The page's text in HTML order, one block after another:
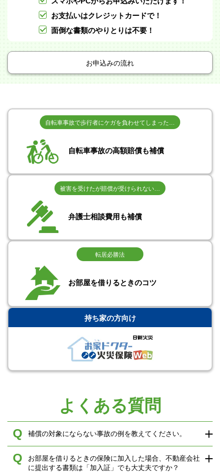
お支払いはクレジットカードで！
面倒な書類のやりとりは不要！
お申込みの流れ
自転車事故で歩行者にケガを負わせてしまった…
自転車事故の高額賠償も補償
被害を受けたが賠償が受けられない…
弁護士相談費用も補償
転居必勝法
お部屋を借りるときのコツ
持ち家の方向け
よくある質問
Q 補償の対象にならない事故の例を教えてください。
Q
お部屋を借りるときの保険に加入した場合、不動産会社
に提出する書類は「加入証」でも大丈夫ですか？